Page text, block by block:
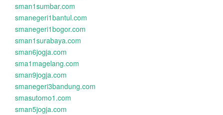
sman1sumbar.com
smanegeri1bantul.com
smanegeri1bogor.com
sman1surabaya.com
sman6jogja.com
sma1magelang.com
sman9jogja.com
smanegeri3bandung.com
smasutomo1.com
sman5jogja.com